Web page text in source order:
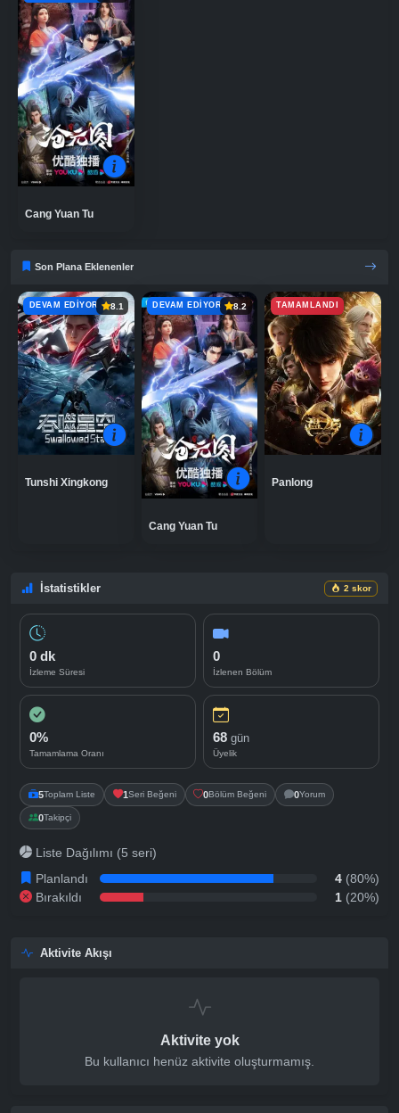
Cang Yuan Tu
Son Plana Eklenenler
DEVAM EDIYOR 8.1
Tunshi Xingkong
DEVAM EDIYOR 8.2
Cang Yuan Tu
TAMAMLANDI
Panlong
İstatistikler 2 skor
0 dk
İzleme Süresi
0
İzlenen Bölüm
0%
Tamamlama Oranı
68 gün
Üyelik
5Toplam Liste 1Seri Beğeni 0Bölüm Beğeni 0Yorum
0Takipçi
Liste Dağılımı (5 seri)
Planlandı
4 (80%)
Bırakıldı
1 (20%)
Aktivite Akışı
Aktivite yok
Bu kullanıcı henüz aktivite oluşturmamış.